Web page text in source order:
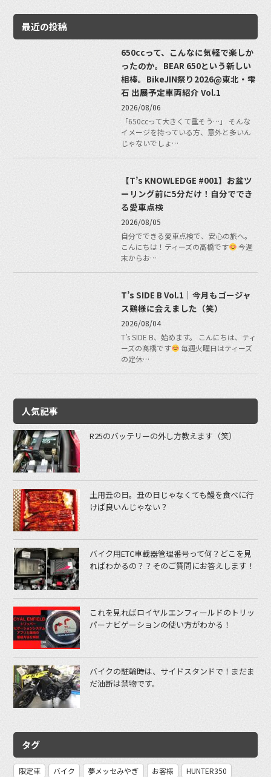
最近の投稿
650ccって、こんなに気軽で楽しか
ったのか。BEAR 650という新しい
相棒。BikeJIN祭り2026@東北・雫
石 出展予定車両紹介 Vol.1
2026/08/06
「650ccって大きくて重そう…」 そんな
イメージを持っている方、意外と多いん
じゃないでしょ…
【T’s KNOWLEDGE #001】お盆ツ
ーリング前に5分だけ！自分ででき
る愛車点検
2026/08/05
自分でできる愛車点検で、安心の旅へ。
こんにちは！ティーズの高橋です
今週
末からお…
T’s SIDE B Vol.1｜今月もゴージャ
ス鶏様に会えました（笑）
2026/08/04
T’s SIDE B、始めます。 こんにちは、ティ
ーズの髙橋です
毎週火曜日はティーズ
の定休…
人気記事
R25のバッテリーの外し方教えます（笑）
土用丑の日。丑の日じゃなくても鰻を食べに行
けば良いんじゃない？
バイク用ETC車載器管理番号って何？どこを見
ればわかるの？？そのご質問にお答えします！
これを見ればロイヤルエンフィールドのトリッ
パーナビゲーションの使い方がわかる！
バイクの駐輪時は、サイドスタンドで！まだま
だ油断は禁物です。
タグ
限定車 バイク 夢メッセみやぎ お客様
HUNTER350